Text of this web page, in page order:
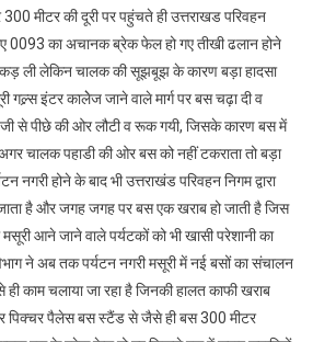
मीटर की दूरी पर पहुंचते ही उत्तराखड परिवहन
0093 का अचानक ब्रेक फेल हो गए तीखी ढलान होने
ली लेकिन चालक की सूझबूझ के कारण बड़ा हादसा
इंटर कालेेज जाने वाले मार्ग पर बस चढ़ा दी व
से पीछे की ओर लौटी व रूक गयी, जिसके कारण बस में
चालक पहाडी की ओर बस को नहीं टकराता तो बड़ा
नगरी होने के बाद भी उत्तराखंड परिवहन निगम द्वारा
है और जगह जगह पर बस एक खराब हो जाती है जिस
आने जाने वाले पर्यटकों को भी खासी परेशानी का
ने अब तक पर्यटन नगरी मसूरी में नई बसों का संचालन
ही काम चलाया जा रहा है जिनकी हालत काफी खराब
पिक्चर पैलेस बस स्टैंड से जैसे ही बस 300 मीटर